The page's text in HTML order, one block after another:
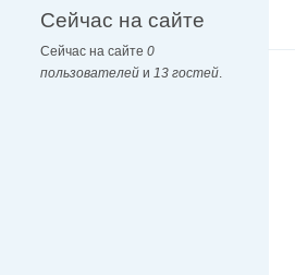
Сейчас на сайте
Сейчас на сайте 0
пользователей и 13 гостей.